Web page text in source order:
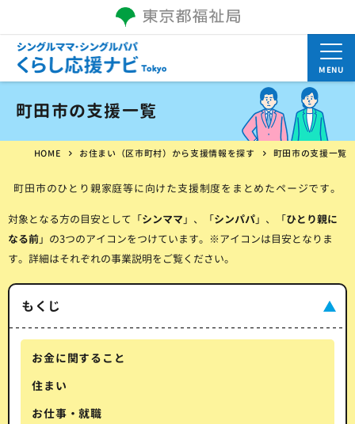
MENU
町田市の支援一覧
HOME お住まい（区市町村）から支援情報を探す 町田市の支援一覧
町田市のひとり親家庭等に向けた支援制度をまとめたページです。
対象となる方の目安として「シンママ 」、「シンパパ」、「ひとり親に
なる前」の3つのアイコンをつけています。※アイコンは目安となりま
す。詳細はそれぞれの事業説明をご覧ください。
もくじ
お金に関すること
住まい
お仕事・就職